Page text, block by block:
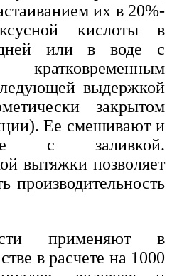
их в 20%-
кислоты в
дней или в воде с
кратковременным
выдержкой
закрытом
Ее смешивают и
с заливкой.
вытяжки позволяет
производительность
применяют в
в расчете на 1000